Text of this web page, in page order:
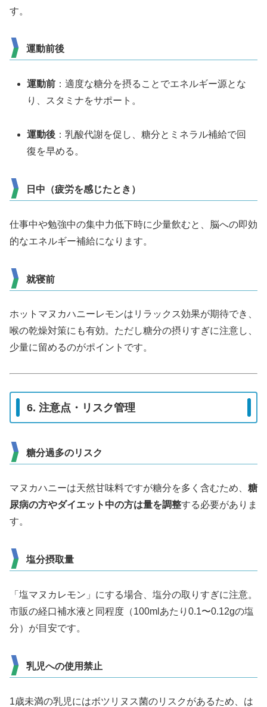
す。
運動前後
運動前 ：適度な糖分を摂ることでエネルギー源とな
り、スタミナをサポート。
運動後 ：乳酸代謝を促し、糖分とミネラル補給で回
復を早める。
日中（疲労を感じたとき）
仕事中や勉強中の集中力低下時に少量飲むと、脳への即効
的なエネルギー補給になります。
就寝前
ホットマヌカハニーレモンはリラックス効果が期待でき、
喉の乾燥対策にも有効。ただし糖分の摂りすぎに注意し、
少量に留めるのがポイントです。
6. 注意点・リスク管理
糖分過多のリスク
マヌカハニーは天然甘味料ですが糖分を多く含むため、 糖
尿病の方やダイエット中の方は量を調整する必要がありま
す。
塩分摂取量
「塩マヌカレモン」にする場合、塩分の取りすぎに注意。
市販の経口補水液と同程度（100mlあたり0.1〜0.12gの塩
分）が目安です。
乳児への使用禁止
1歳未満の乳児にはボツリヌス菌のリスクがあるため、は